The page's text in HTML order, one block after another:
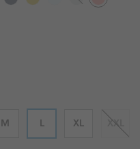
M L XL XXL